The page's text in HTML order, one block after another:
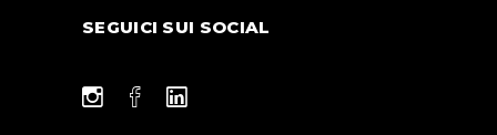
SEGUICI SUI SOCIAL